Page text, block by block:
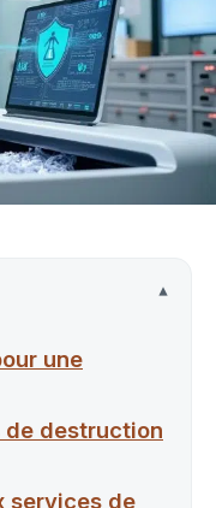
une
destruction
services de